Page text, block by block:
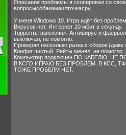
Описание проблемы я скопировал со
вопросысобакамаилточкасру
У меня Windows 10. Игра идёт без проблем
Вирусов нет. Интернет 20 мбит в секунду.
Торренты выключил. Антивирус и
выключал, не помогло.
Проверял несколько разных сборок (даже
Конфиг чистый. Рейты менял, не помогло.
Компьютер подключен ПО КАБЕЛЮ, НЕ
В КСГО ИГРАЮ БЕЗ ПРОБЛЕМ. В КСС, ТФ
ТОЖЕ ПРОБЕЛМ НЕТ.